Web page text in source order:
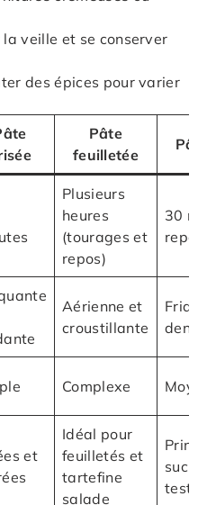
veille et se conserver
des épices pour varier
Pâte
feuilletée
Pâte
Plusieurs
heures
(tourages et
repos)
30
repos
Aérienne et
croustillante
dense
Complexe
et
Idéal pour
feuilletés et
tartefine
salade
sucrée
tester